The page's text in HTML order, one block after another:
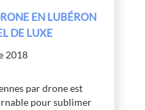
EN LUBÉRON
DE LUXE
2018
par drone est
pour sublimer